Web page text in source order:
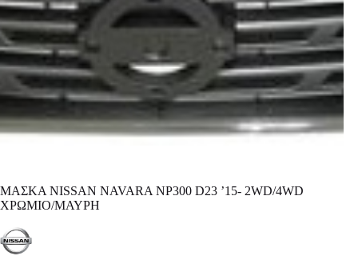
ΜΑΣΚΑ NISSAN NAVARA NP300 D23 ’15- 2WD/4WD
ΧΡΩΜΙΟ/ΜΑΥΡΗ